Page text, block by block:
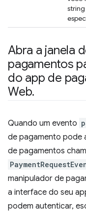
Abra a janela
pagamentos
do app de
Web.
Quando um evento
de pagamento pode
de pagamentos
manipulador de
a interface do seu
podem autenticar,